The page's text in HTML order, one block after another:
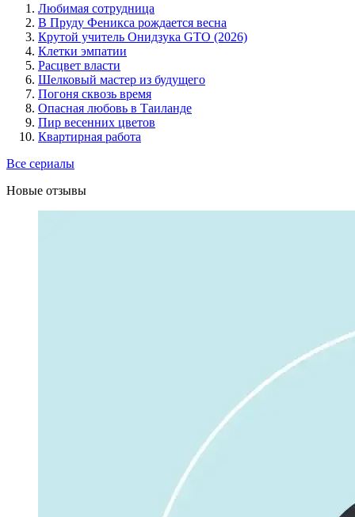
Любимая сотрудница
В Пруду Феникса рождается весна
Крутой учитель Онидзука GTO (2026)
Клетки эмпатии
Расцвет власти
Шелковый мастер из будущего
Погоня сквозь время
Опасная любовь в Таиланде
Пир весенних цветов
Квартирная работа
Все сериалы
Новые отзывы